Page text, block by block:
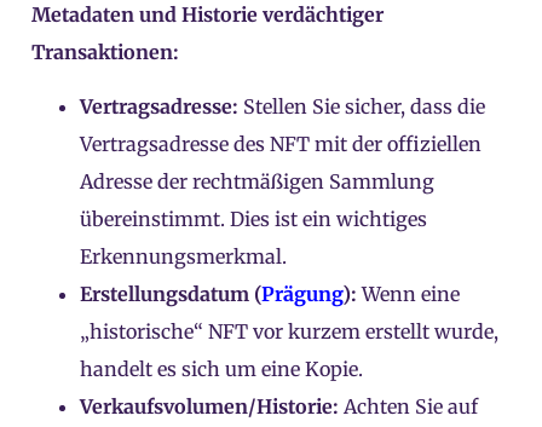
Metadaten und Historie verdächtiger
Transaktionen:
Vertragsadresse: Stellen Sie sicher, dass die
Vertragsadresse des NFT mit der offiziellen
Adresse der rechtmäßigen Sammlung
übereinstimmt. Dies ist ein wichtiges
Erkennungsmerkmal.
Erstellungsdatum (Prägung): Wenn eine
„historische“ NFT vor kurzem erstellt wurde,
handelt es sich um eine Kopie.
Verkaufsvolumen/Historie: Achten Sie auf